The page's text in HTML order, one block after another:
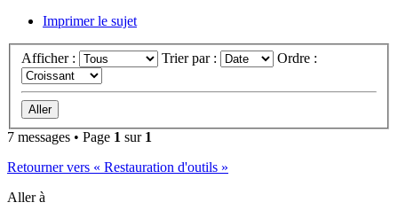
Imprimer le sujet
Afficher : Trier par : Ordre :
7 messages • Page 1 sur 1
Retourner vers « Restauration d'outils »
Aller à